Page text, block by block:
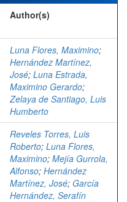
Author(s)
Luna Flores, Maximino;
Hernández Martínez,
José; Luna Estrada,
Maximino Gerardo;
Zelaya de Santiago, Luis
Humberto
Reveles Torres, Luis
Roberto; Luna Flores,
Maximino; Mejía Gurrola,
Alfonso; Hernández
Martínez, José; García
Hernández, Serafín